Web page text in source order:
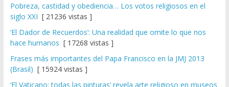
Pobreza, castidad y obediencia… Los votos religiosos en el
siglo XXI [ 21236 vistas ]
‘El Dador de Recuerdos’: Una realidad que omite lo que nos
hace humanos [ 17268 vistas ]
Frases más importantes del Papa Francisco en la JMJ 2013
(Brasil) [ 15924 vistas ]
‘El Vaticano: todas las pinturas’ revela arte religioso en museos